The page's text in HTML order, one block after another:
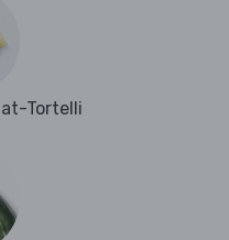
Tortelli